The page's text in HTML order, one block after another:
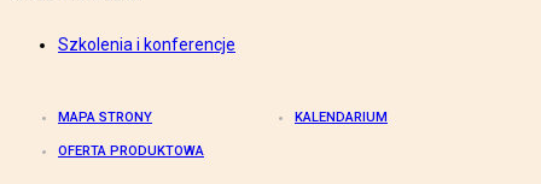
Szkolenia i konferencje
MAPA STRONY KALENDARIUM
OFERTA PRODUKTOWA